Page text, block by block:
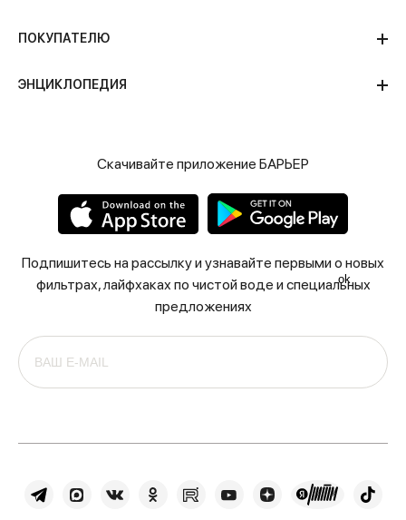
ПОКУПАТЕЛЮ
ЭНЦИКЛОПЕДИЯ
Скачивайте приложение БАРЬЕР
Подпишитесь на рассылку и узнавайте первыми о новых
фильтрах, лайфхаках по чистой воде и специальных
предложениях
ok